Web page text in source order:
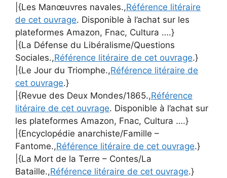
|{Les Manœuvres navales.,Référence litéraire
de cet ouvrage. Disponible à l’achat sur les
plateformes Amazon, Fnac, Cultura ….}
|{La Défense du Libéralisme/Questions
Sociales.,Référence litéraire de cet ouvrage.}
|{Le Jour du Triomphe.,Référence litéraire de
cet ouvrage.}
|{Revue des Deux Mondes/1865.,Référence
litéraire de cet ouvrage. Disponible à l’achat sur
les plateformes Amazon, Fnac, Cultura ….}
|{Encyclopédie anarchiste/Famille –
Fantome.,Référence litéraire de cet ouvrage.}
|{La Mort de la Terre – Contes/La
Bataille.,Référence litéraire de cet ouvrage.}